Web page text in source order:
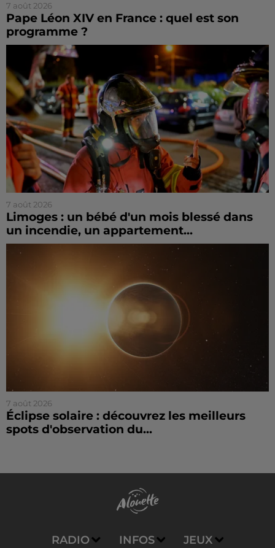
7 août 2026
Pape Léon XIV en France : quel est son
programme ?
7 août 2026
Limoges : un bébé d'un mois blessé dans
un incendie, un appartement...
7 août 2026
Éclipse solaire : découvrez les meilleurs
spots d'observation du...
RADIO INFOS JEUX